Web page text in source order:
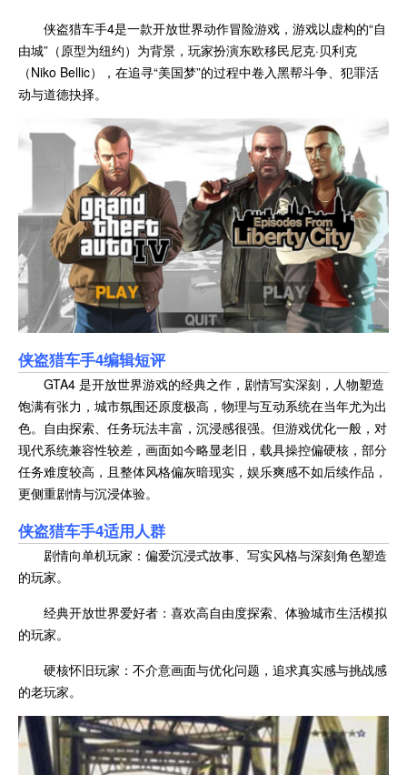
侠盗猎车手4是一款开放世界动作冒险游戏，游戏以虚构的“自
由城”（原型为纽约）为背景，玩家扮演东欧移民尼克·贝利克
（Niko Bellic），在追寻“美国梦”的过程中卷入黑帮斗争、犯罪活
动与道德抉择。
侠盗猎车手4编辑短评
GTA4 是开放世界游戏的经典之作，剧情写实深刻，人物塑造
饱满有张力，城市氛围还原度极高，物理与互动系统在当年尤为出
色。自由探索、任务玩法丰富，沉浸感很强。但游戏优化一般，对
现代系统兼容性较差，画面如今略显老旧，载具操控偏硬核，部分
任务难度较高，且整体风格偏灰暗现实，娱乐爽感不如后续作品，
更侧重剧情与沉浸体验。
侠盗猎车手4适用人群
剧情向单机玩家：偏爱沉浸式故事、写实风格与深刻角色塑造
的玩家。
经典开放世界爱好者：喜欢高自由度探索、体验城市生活模拟
的玩家。
硬核怀旧玩家：不介意画面与优化问题，追求真实感与挑战感
的老玩家。